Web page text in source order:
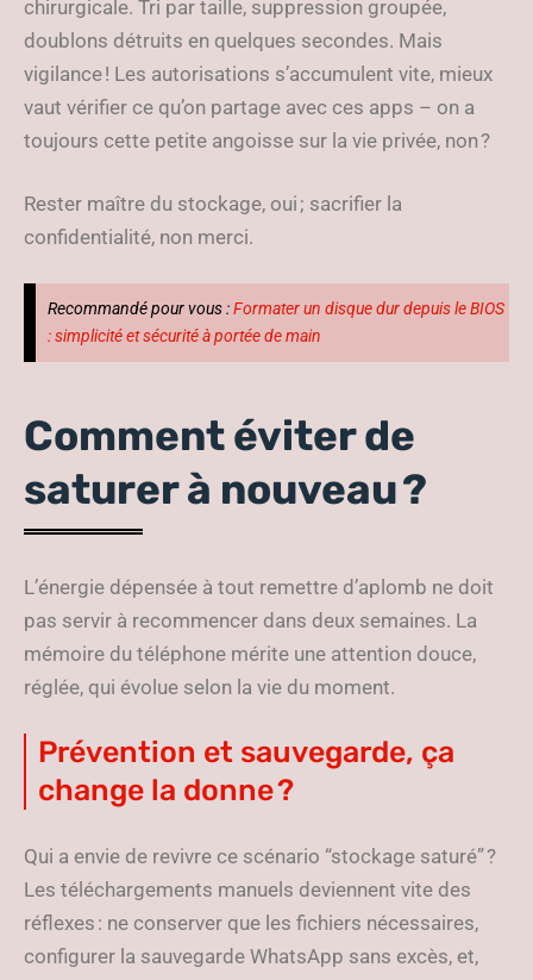
chirurgicale. Tri par taille, suppression groupée,
doublons détruits en quelques secondes. Mais
vigilance ! Les autorisations s’accumulent vite, mieux
vaut vérifier ce qu’on partage avec ces apps – on a
toujours cette petite angoisse sur la vie privée, non ?
Rester maître du stockage, oui ; sacrifier la
confidentialité, non merci.
Recommandé pour vous :Formater un disque dur depuis le BIOS
: simplicité et sécurité à portée de main
Comment éviter de
saturer à nouveau ?
L’énergie dépensée à tout remettre d’aplomb ne doit
pas servir à recommencer dans deux semaines. La
mémoire du téléphone mérite une attention douce,
réglée, qui évolue selon la vie du moment.
Prévention et sauvegarde, ça
change la donne ?
Qui a envie de revivre ce scénario “stockage saturé” ?
Les téléchargements manuels deviennent vite des
réflexes : ne conserver que les fichiers nécessaires,
configurer la sauvegarde WhatsApp sans excès, et,